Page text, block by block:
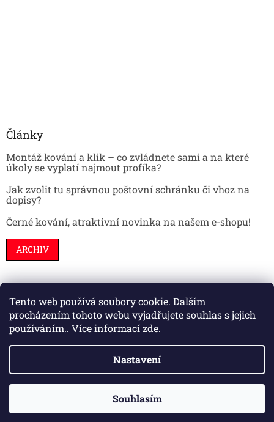
Tento web používá soubory cookie. Dalším
procházením tohoto webu vyjadřujete souhlas s jejich
používáním.. Více informacízde.
Nastavení
Souhlasím
Články
Montáž kování a klik – co zvládnete sami a na které
úkoly se vyplatí najmout profíka?
Jak zvolit tu správnou poštovní schránku či vhoz na
dopisy?
Černé kování, atraktivní novinka na našem e-shopu!
ARCHIV
Stavební pouzdra Interiéry Dveře
Vytvořil Shoptet
HS kování. Všechna práva vyhrazena.